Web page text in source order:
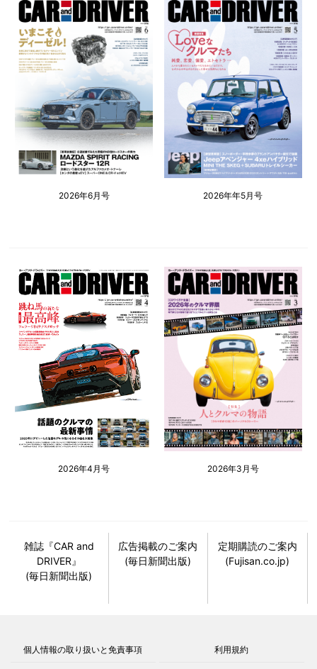
2026年6月号 2026年年5月号
2026年4月号 2026年3月号
雑誌『CAR and
DRIVER』
(毎日新聞出版)
広告掲載のご案内
(毎日新聞出版)
定期購読のご案内
(Fujisan.co.jp)
個人情報の取り扱いと免責事項 利用規約